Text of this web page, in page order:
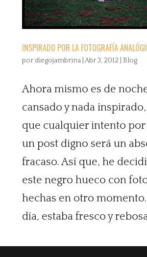
INSPIRADO POR LA FOTOGRAFÍA
por diegojambrina| Abr 3, 2012 Blog
Ahora mismo es de
cansado y nada
que cualquier intento
un post digno será un
fracaso. Así que, he
este negro hueco con
hechas en otro
día, estaba fresco y